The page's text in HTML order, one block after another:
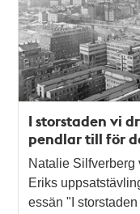
I storstaden vi
pendlar till för
Natalie Silfverberg
Eriks
essän "I